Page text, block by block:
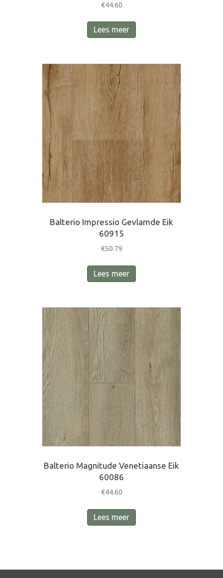
€44.60
Lees meer
Balterio Impressio Gevlamde Eik
60915
€50.79
Lees meer
Balterio Magnitude Venetiaanse Eik
60086
€44.60
Lees meer